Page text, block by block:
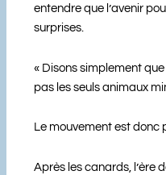
entendre que l’avenir
surprises.
« Disons simplement
pas les seuls animaux
Le mouvement est donc
Après les canards, l’ère